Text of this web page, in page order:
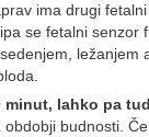
ima drugi
se fetalni senzor
ležanjem
lahko pa
budnosti.